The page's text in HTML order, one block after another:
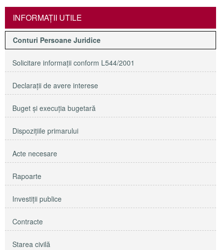
INFORMAŢII UTILE
Conturi Persoane Juridice
Solicitare informaţii conform L544/2001
Declaraţii de avere interese
Buget şi execuţia bugetară
Dispoziţiile primarului
Acte necesare
Rapoarte
Investiţii publice
Contracte
Starea civilă